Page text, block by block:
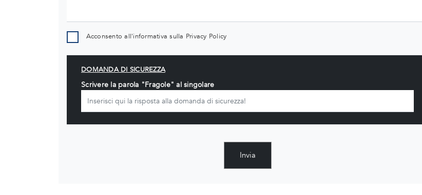
Acconsento all'informativa sulla Privacy Policy
DOMANDA DI SICUREZZA
Scrivere la parola "Fragole" al singolare
Invia